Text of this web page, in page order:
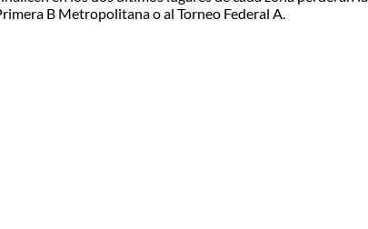
B Metropolitana o al Torneo Federal A.